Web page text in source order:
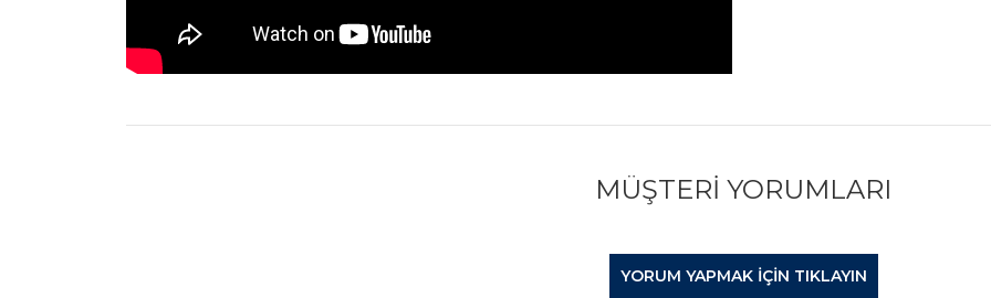
MÜŞTERI YORUMLARI
YORUM YAPMAK IÇIN TIKLAYIN